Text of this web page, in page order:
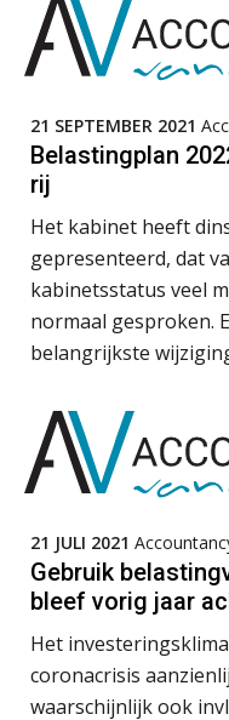
21 SEPTEMBER 2021
Belastingplan
rij
Het kabinet heeft
gepresenteerd, dat
kabinetsstatus veel
normaal gesproken.
belangrijkste
21 JULI 2021
Gebruik
bleef vorig jaar
Het
coronacrisis
waarschijnlijk ook
BonsenReuling
Accountant Agri &
aaff
Gevorderd
PIA Group
of AA)
Assistent
aaff
Gevorderd